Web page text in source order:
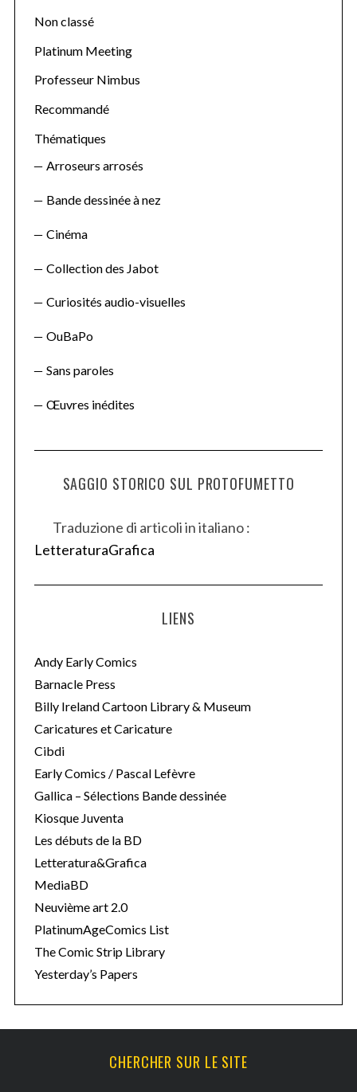
Non classé
Platinum Meeting
Professeur Nimbus
Recommandé
Thématiques
Arroseurs arrosés
Bande dessinée à nez
Cinéma
Collection des Jabot
Curiosités audio-visuelles
OuBaPo
Sans paroles
Œuvres inédites
SAGGIO STORICO SUL PROTOFUMETTO
Traduzione di articoli in italiano :
LetteraturaGrafica
LIENS
Andy Early Comics
Barnacle Press
Billy Ireland Cartoon Library & Museum
Caricatures et Caricature
Cibdi
Early Comics / Pascal Lefèvre
Gallica – Sélections Bande dessinée
Kiosque Juventa
Les débuts de la BD
Letteratura&Grafica
MediaBD
Neuvième art 2.0
PlatinumAgeComics List
The Comic Strip Library
Yesterday’s Papers
CHERCHER SUR LE SITE